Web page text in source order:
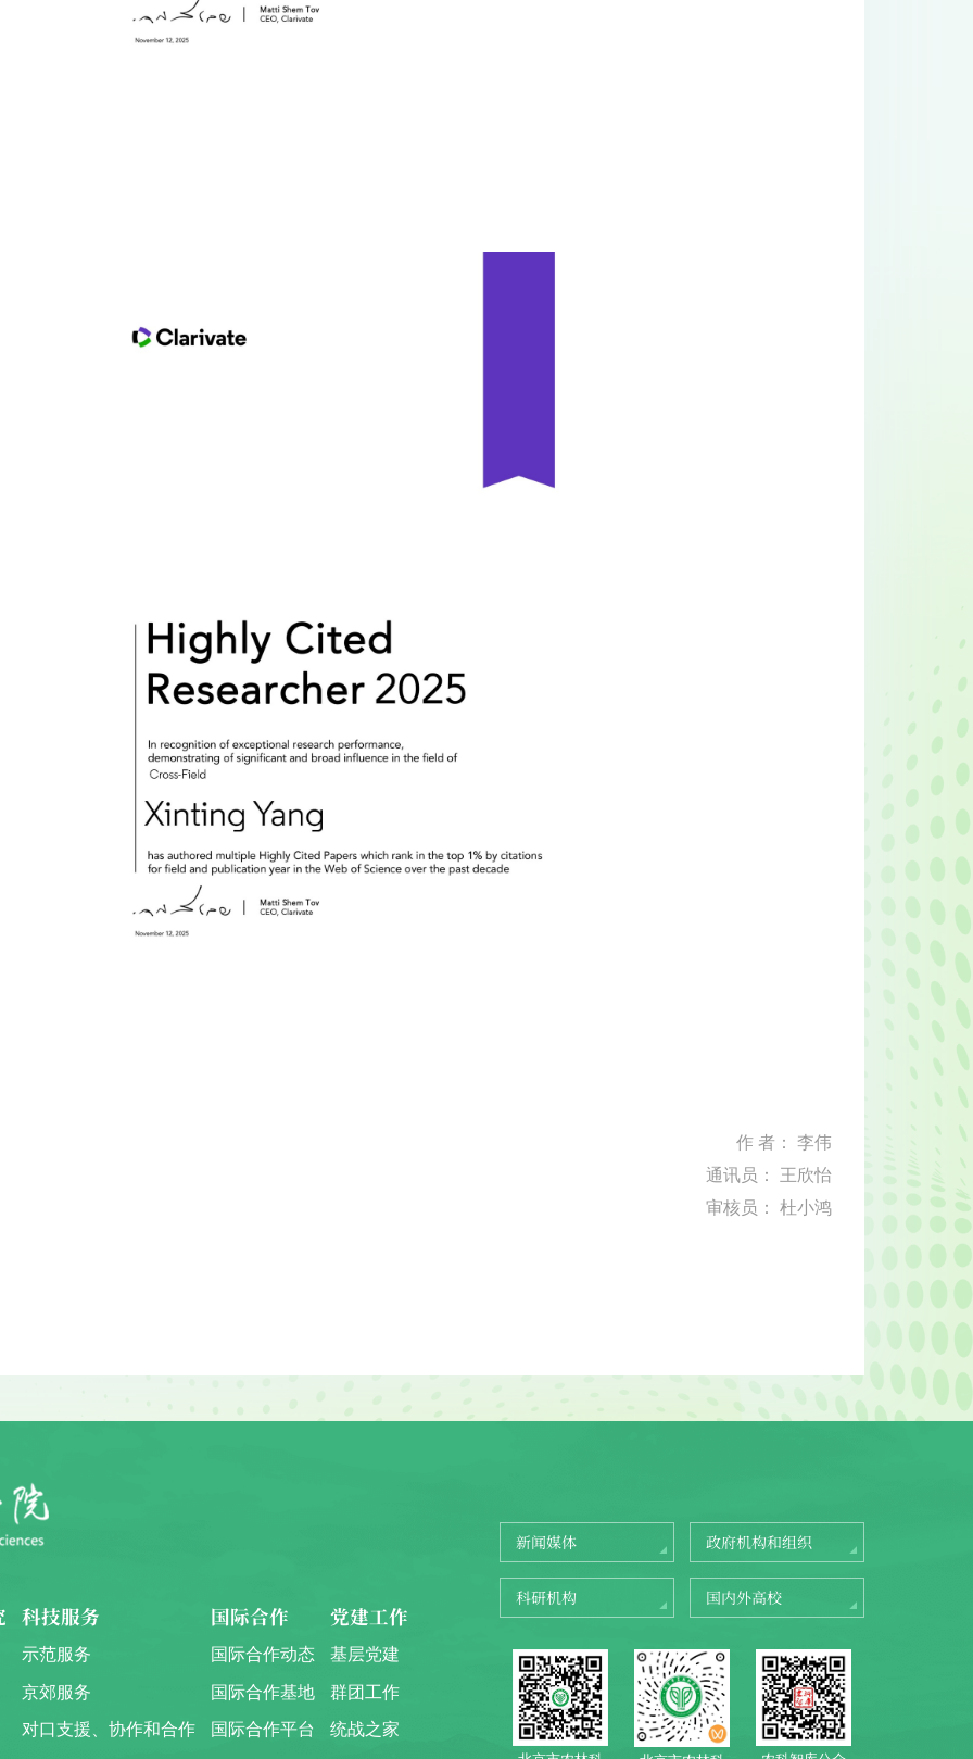
作 者： 李伟
通讯员： 王欣怡
审核员： 杜小鸿
科技服务
示范服务
京郊服务
对口支援、协作和合作
国际合作
国际合作动态
国际合作基地
国际合作平台
党建工作
基层党建
群团工作
统战之家
新闻媒体 政府机构和组织
科研机构 国内外高校